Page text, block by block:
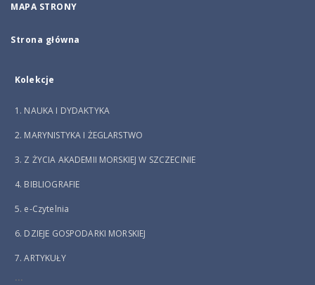
MAPA STRONY
Strona główna
Kolekcje
1. NAUKA I DYDAKTYKA
2. MARYNISTYKA I ŻEGLARSTWO
3. Z ŻYCIA AKADEMII MORSKIEJ W SZCZECINIE
4. BIBLIOGRAFIE
5. e-Czytelnia
6. DZIEJE GOSPODARKI MORSKIEJ
7. ARTYKUŁY
...